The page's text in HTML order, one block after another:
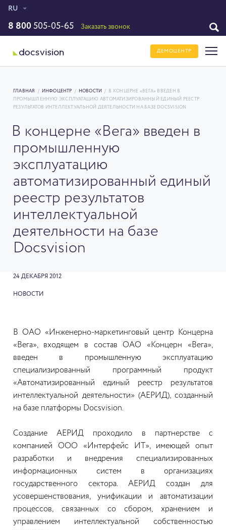
RU
8 800 505-05-65 Заказать звонок
ДЕМОЦЕНТР
ГЛАВНАЯ / ИНФОЦЕНТР / НОВОСТИ /
В КОНЦЕРНЕ «ВЕГА» ВВЕДЕН В
ПРОМЫШЛЕННУЮ ЭКСПЛУАТАЦИЮ АВТОМАТИЗИРОВАННЫЙ ЕДИНЫЙ РЕЕСТР
РЕЗУЛЬТАТОВ ИНТЕЛЛЕКТУАЛЬНОЙ ДЕЯТЕЛЬНОСТИ НА БАЗЕ DOCSVISION
В концерне «Вега» введен в
промышленную
эксплуатацию
автоматизированный единый
реестр результатов
интеллектуальной
деятельности на базе
Docsvision
24 ДЕКАБРЯ 2012
НОВОСТИ
В ОАО «Инженерно-маркетинговый центр Концерна
«Вега», входящем в состав ОАО «Концерн «Вега»,
введен в промышленную эксплуатацию
специализированный программный продукт
«Автоматизированный единый реестр результатов
интеллектуальной деятельности» (АЕРИД), созданный
на базе платформы Docsvision.
Создание АЕРИД проходило в партнерстве с
компанией ООО «Интерфейс ИТ», имеющей опыт
разработки и внедрения специализированных
информационных систем в организациях
государственного сектора. АЕРИД создан для
усовершенствования, унификации и автоматизации
процессов, связанных со сбором, хранением и
управлением интеллектуальной собственностью